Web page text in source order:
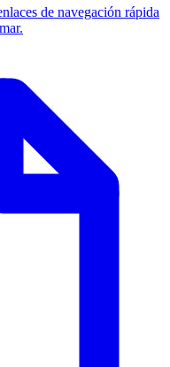
de navegación rápida